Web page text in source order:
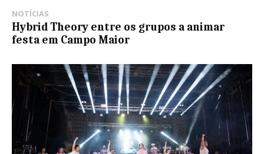
NOTÍCIAS
Hybrid Theory entre os grupos a animar
festa em Campo Maior